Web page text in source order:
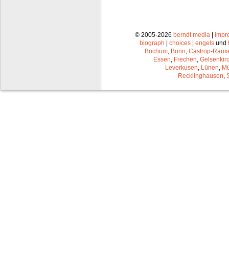
© 2005-2026 berndt media |
biograph | choices | engels und
Bochum Bonn Castrop-
Essen Frechen
Leverkusen Lünen
Recklinghausen